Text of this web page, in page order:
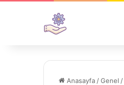
Anasayfa /Genel /